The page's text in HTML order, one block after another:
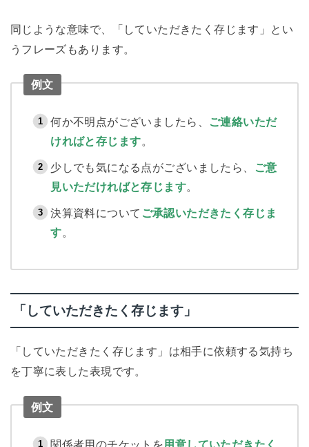
同じような意味で、「していただきたく存じます」とい
うフレーズもあります。
例文
何か不明点がございましたら、
ご連絡いただ
ければと存じます。
少しでも気になる点がございましたら、
ご意
見いただければと存じます。
決算資料について ご承認いただきたく存じま
す。
「していただきたく存じます」
「していただきたく存じます」は相手に依頼する気持ち
を丁寧に表した表現です。
例文
関係者用のチケットを用意していただきたく